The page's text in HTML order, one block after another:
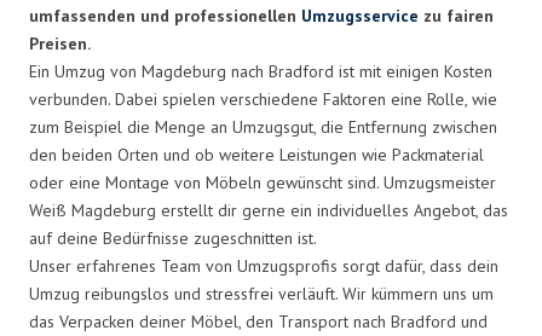
umfassenden und professionellen Umzugsservice zu fairen
Preisen.
Ein Umzug von Magdeburg nach Bradford ist mit einigen Kosten
verbunden. Dabei spielen verschiedene Faktoren eine Rolle, wie
zum Beispiel die Menge an Umzugsgut, die Entfernung zwischen
den beiden Orten und ob weitere Leistungen wie Packmaterial
oder eine Montage von Möbeln gewünscht sind. Umzugsmeister
Weiß Magdeburg erstellt dir gerne ein individuelles Angebot, das
auf deine Bedürfnisse zugeschnitten ist.
Unser erfahrenes Team von Umzugsprofis sorgt dafür, dass dein
Umzug reibungslos und stressfrei verläuft. Wir kümmern uns um
das Verpacken deiner Möbel, den Transport nach Bradford und